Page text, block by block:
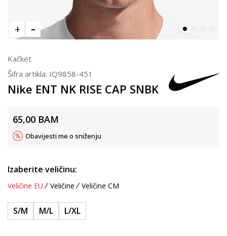
Kačket
Šifra artikla: IQ9858-451
Nike ENT NK RISE CAP SNBK
65,00 BAM
Obavijesti me o sniženju
Izaberite veličinu:
Veličine EU Veličine Veličine CM
S/M M/L L/XL